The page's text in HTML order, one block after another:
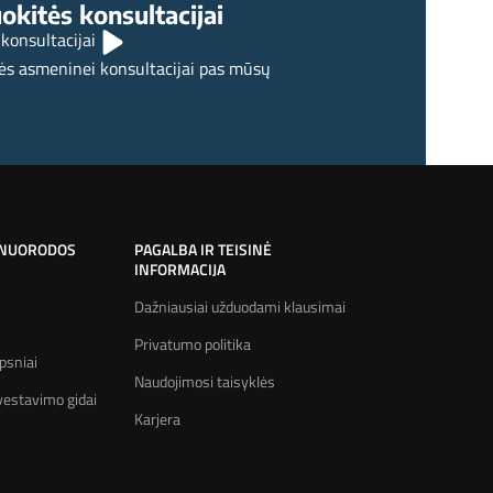
konsultacijai
asmeninei konsultacijai pas mūsų
gidai
PAGALBA IR TEISINĖ
INFORMACIJA
Dažniausiai užduodami klausimai
Privatumo politika
Naudojimosi taisyklės
Karjera